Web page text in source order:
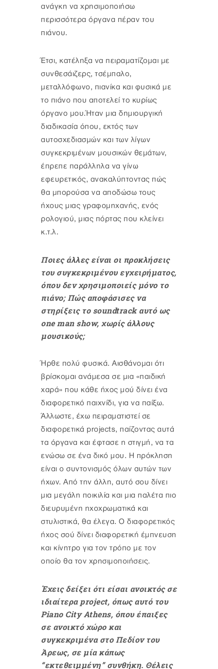
ανάγκη να χρησιμοποιήσω
περισσότερα όργανα πέραν του
πιάνου.
Έτσι, κατέληξα να πειραματίζομαι με
συνθεσάιζερς, τσέμπαλο,
μεταλλόφωνο, πιανίκα και φυσικά με
το πιάνο που αποτελεί το κυρίως
όργανο μου.Ήταν μια δημιουργική
διαδικασία όπου, εκτός των
αυτοσχεδιασμών και των λίγων
συγκεκριμένων μουσικών θεμάτων,
έπρεπε παράλληλα να γίνω
εφευρετικός, ανακαλύπτοντας πώς
θα μπορούσα να αποδώσω τους
ήχους μιας γραφομηχανής, ενός
ρολογιού, μιας πόρτας που κλείνει
κ.τ.λ.
Ποιες άλλες είναι οι προκλήσεις
του συγκεκριμένου εγχειρήματος,
όπου δεν χρησιμοποιείς μόνο το
πιάνο; Πώς αποφάσισες να
στηρίξεις το soundtrack αυτό ως
one man show, χωρίς άλλους
μουσικούς;
Ήρθε πολύ φυσικά. Αισθάνομαι ότι
βρίσκομαι ανάμεσα σε μια «παιδική
χαρά» που κάθε ήχος μού δίνει ένα
διαφορετικό παιχνίδι, για να παίξω.
Άλλωστε, έχω πειραματιστεί σε
διαφορετικά projects, παίζοντας αυτά
τα όργανα και έφτασε η στιγμή, να τα
ενώσω σε ένα δικό μου. Η πρόκληση
είναι ο συντονισμός όλων αυτών των
ήχων. Από την άλλη, αυτό σου δίνει
μια μεγάλη ποικιλία και μια παλέτα πιο
διευρυμένη ηχοχρωματικά και
στυλιστικά, θα έλεγα. Ο διαφορετικός
ήχος σού δίνει διαφορετική έμπνευση
και κίνητρο για τον τρόπο με τον
οποίο θα τον χρησιμοποιήσεις.
Έχεις δείξει ότι είσαι ανοικτός σε
ιδιαίτερα project, όπως αυτό του
Piano City Athens, όπου έπαιξες
σε ανοικτό χώρο και
συγκεκριμένα στο Πεδίον του
Άρεως, σε μία κάπως
“εκτεθειμμένη” συνθήκη. Θέλεις